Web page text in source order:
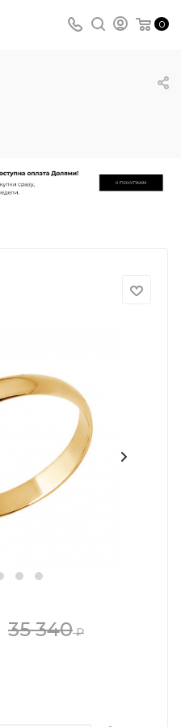
0
35 340₽